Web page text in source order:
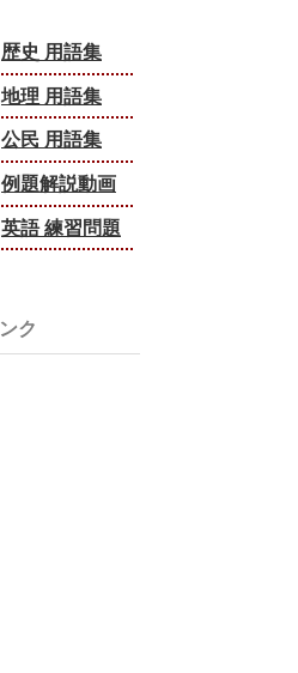
歴史 用語集
地理 用語集
公民 用語集
例題解説動画
英語 練習問題